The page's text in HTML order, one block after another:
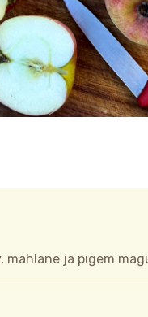
mahlane ja pigem